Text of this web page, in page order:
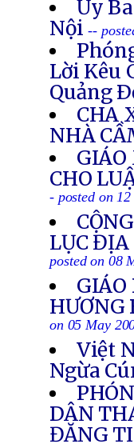
Ủy
Nội--
Lời Kêu
Quảng
CHA
NHÀ
GIÁO
CHO
- posted on
LỤC ĐỊA
posted on 08
HƯƠNG
on 05 May
Việt
Ngừa
DÂN
ĐĂNG